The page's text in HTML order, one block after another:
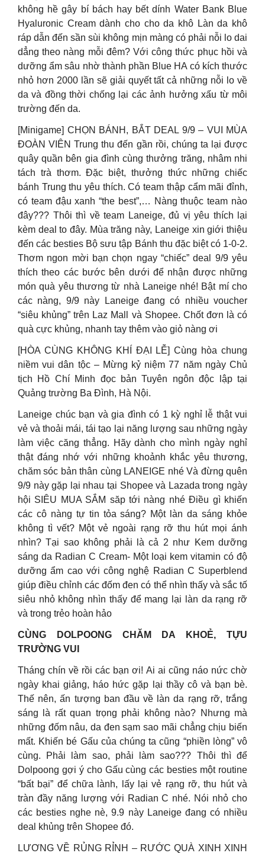
không hề gây bí bách hay bết dính Water Bank Blue
Hyaluronic Cream dành cho cho da khô Làn da khô
ráp dẫn đến sần sùi không mịn màng có phải nỗi lo dai
dẳng theo nàng mỗi đêm? Với công thức phục hồi và
dưỡng ẩm sâu nhờ thành phần Blue HA có kích thước
nhỏ hơn 2000 lần sẽ giải quyết tất cả những nỗi lo về
da và đồng thời chống lại các ảnh hưởng xấu từ môi
trường đến da.
[Minigame] CHỌN BÁNH, BẮT DEAL 9/9 – VUI MÙA
ĐOÀN VIÊN Trung thu đến gần rồi, chúng ta lại được
quây quần bên gia đình cùng thưởng trăng, nhâm nhi
tách trà thơm. Đặc biệt, thưởng thức những chiếc
bánh Trung thu yêu thích. Có team thập cẩm mãi đỉnh,
có team đậu xanh “the best”,… Nàng thuộc team nào
đây??? Thôi thì về team Laneige, đủ vị yêu thích lại
kèm deal to đây. Mùa trăng này, Laneige xin giới thiệu
đến các besties Bộ sưu tập Bánh thu đặc biệt có 1-0-2.
Thơm ngon mời bạn chọn ngay “chiếc” deal 9/9 yêu
thích theo các bước bên dưới để nhận được những
món quà yêu thương từ nhà Laneige nhé! Bật mí cho
các nàng, 9/9 này Laneige đang có nhiều voucher
“siêu khủng” trên Laz Mall và Shopee. Chốt đơn là có
quà cực khủng, nhanh tay thêm vào giỏ nàng ơi
[HÒA CÙNG KHÔNG KHÍ ĐẠI LỄ] Cùng hòa chung
niềm vui dân tộc – Mừng kỷ niệm 77 năm ngày Chủ
tịch Hồ Chí Minh đọc bản Tuyên ngôn độc lập tại
Quảng trường Ba Đình, Hà Nội.
Laneige chúc bạn và gia đình có 1 kỳ nghỉ lễ thật vui
vẻ và thoải mái, tái tạo lại năng lượng sau những ngày
làm việc căng thẳng. Hãy dành cho mình ngày nghỉ
thật đáng nhớ với những khoảnh khắc yêu thương,
chăm sóc bản thân cùng LANEIGE nhé Và đừng quên
9/9 này gặp lại nhau tại Shopee và Lazada trong ngày
hội SIÊU MUA SẮM săp tới nàng nhé Điều gì khiến
các cô nàng tự tin tỏa sáng? Một làn da sáng khỏe
không tì vết? Một vẻ ngoài rạng rỡ thu hút mọi ánh
nhìn? Tại sao không phải là cả 2 như Kem dưỡng
sáng da Radian C Cream- Một loại kem vitamin có độ
dưỡng ẩm cao với công nghệ Radian C Superblend
giúp điều chỉnh các đốm đen có thể nhìn thấy và sắc tố
siêu nhỏ không nhìn thấy để mang lại làn da rạng rỡ
và trong trẻo hoàn hảo
CÙNG DOLPOONG CHĂM DA KHOẺ, TỰU
TRƯỜNG VUI
Tháng chín về rồi các bạn ơi! Ai ai cũng náo nức chờ
ngày khai giảng, háo hức gặp lại thầy cô và bạn bè.
Thế nên, ấn tượng ban đầu về làn da rạng rỡ, trắng
sáng là rất quan trọng phải không nào? Nhưng mà
những đốm nâu, da đen sạm sao mãi chẳng chịu biến
mất. Khiến bé Gấu của chúng ta cũng “phiền lòng” vô
cùng. Phải làm sao, phải làm sao??? Thôi thì để
Dolpoong gợi ý cho Gấu cùng các besties một routine
“bất bại” để chữa lành, lấy lại vẻ rạng rỡ, thu hút và
tràn đầy năng lượng với Radian C nhé. Nói nhỏ cho
các besties nghe nè, 9.9 này Laneige đang có nhiều
deal khủng trên Shopee đó.
LƯƠNG VỀ RỦNG RỈNH – RƯỚC QUÀ XINH XINH